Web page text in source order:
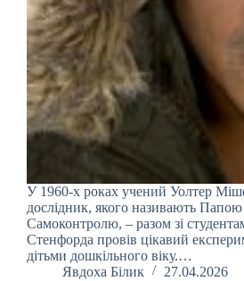
У 1960-х роках учений Уолтер
дослідник, якого називають Папою
Самоконтролю, – разом зі
Стенфорда провів цікавий
дітьми дошкільного віку.…
Явдоха Білик
27.04.2026